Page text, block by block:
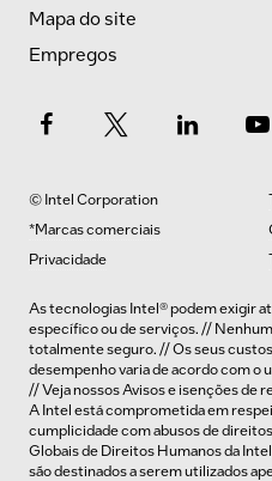
Mapa do site
Empregos
© Intel Corporation
*Marcas comerciais
Privacidade
As tecnologias Intel® podem exigir
específico ou de serviços. //
totalmente seguro. // Os seus
desempenho varia de acordo com o
// Veja nossosAvisos e isenções de
A Intel está comprometida em
cumplicidade com abusos de
Globais de Direitos Humanosda
são destinados a serem utilizados